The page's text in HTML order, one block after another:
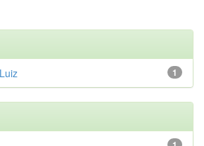
1